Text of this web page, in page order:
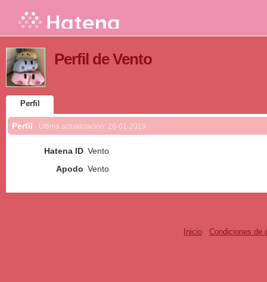
Perfil de Vento
Perfil
Perfil Última actualización: 26-01-2019
Hatena ID Vento
Apodo Vento
Inicio - Condiciones de